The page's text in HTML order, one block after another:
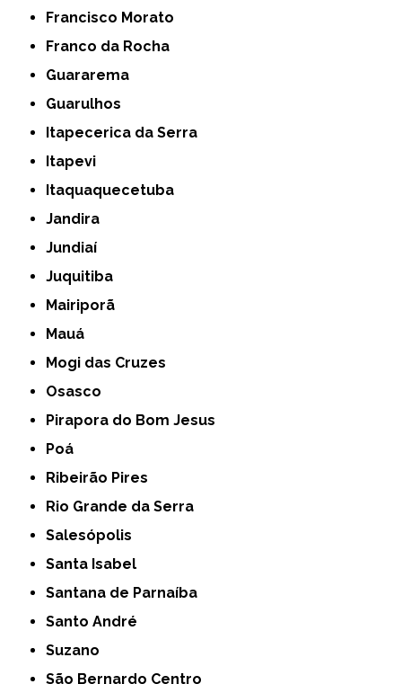
Francisco Morato
Franco da Rocha
Guararema
Guarulhos
Itapecerica da Serra
Itapevi
Itaquaquecetuba
Jandira
Jundiaí
Juquitiba
Mairiporã
Mauá
Mogi das Cruzes
Osasco
Pirapora do Bom Jesus
Poá
Ribeirão Pires
Rio Grande da Serra
Salesópolis
Santa Isabel
Santana de Parnaíba
Santo André
Suzano
São Bernardo Centro